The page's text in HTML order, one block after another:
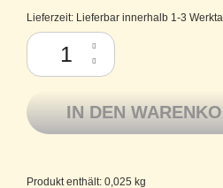
Lieferzeit: Lieferbar innerhalb 1-3
Bergamo Lamana Schurwolle Merino
IN DEN
Produkt enthält: 0,025 kg